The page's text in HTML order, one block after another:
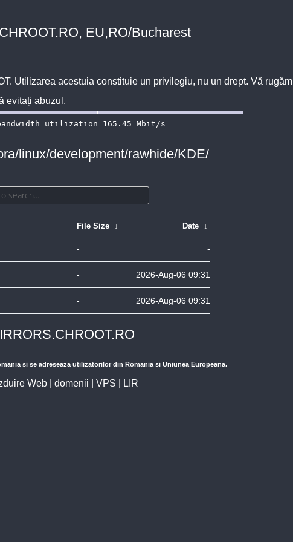
EU,RO/Bucharest
. Utilizarea acestuia constituie un privilegiu, nu un drept. Vă rugăm
evitați abuzul.
linux/development/rawhide/KDE/
File Size ↓ Date ↓
- -
- 2026-Aug-06 09:31
- 2026-Aug-06 09:31
si se adreseaza utilizatorilor din Romania si Uniunea Europeana.
Web| domenii VPS LIR